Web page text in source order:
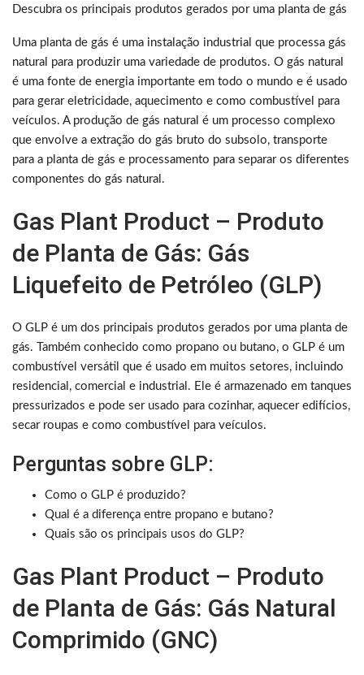
Descubra os principais produtos gerados por uma planta de gás
Uma planta de gás é uma instalação industrial que processa gás
natural para produzir uma variedade de produtos. O gás natural
é uma fonte de energia importante em todo o mundo e é usado
para gerar eletricidade, aquecimento e como combustível para
veículos. A produção de gás natural é um processo complexo
que envolve a extração do gás bruto do subsolo, transporte
para a planta de gás e processamento para separar os diferentes
componentes do gás natural.
Gas Plant Product – Produto
de Planta de Gás: Gás
Liquefeito de Petróleo (GLP)
O GLP é um dos principais produtos gerados por uma planta de
gás. Também conhecido como propano ou butano, o GLP é um
combustível versátil que é usado em muitos setores, incluindo
residencial, comercial e industrial. Ele é armazenado em tanques
pressurizados e pode ser usado para cozinhar, aquecer edifícios,
secar roupas e como combustível para veículos.
Perguntas sobre GLP:
Como o GLP é produzido?
Qual é a diferença entre propano e butano?
Quais são os principais usos do GLP?
Gas Plant Product – Produto
de Planta de Gás: Gás Natural
Comprimido (GNC)